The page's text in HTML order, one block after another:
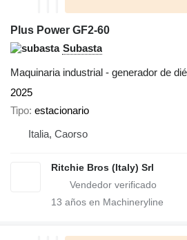
Plus Power GF2-60
Subasta
Maquinaria industrial - generador de
2025
Tipo estacionario
Italia, Caorso
Ritchie Bros (Italy) Srl
13 años en Machineryline